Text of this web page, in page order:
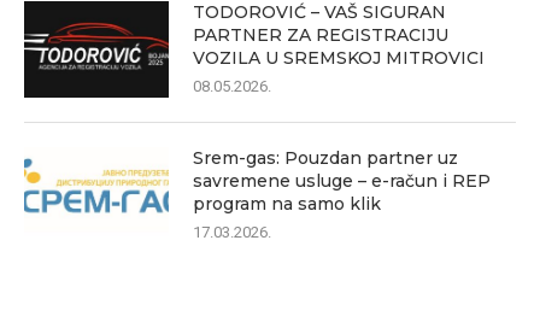
TODOROVIĆ – VAŠ SIGURAN
PARTNER ZA REGISTRACIJU
VOZILA U SREMSKOJ MITROVICI
08.05.2026.
Srem-gas: Pouzdan partner uz
savremene usluge – e-račun i REP
program na samo klik
17.03.2026.